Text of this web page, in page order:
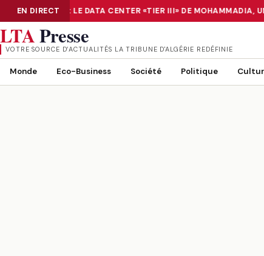
EN DIRECT
NUMÉRISATION : LE DATA CENTER «TIER III» DE MOHAMMADIA,
NUMÉRISATION : LE DATA CENTER «TIER III» DE MOHAMMADIA,
LTAPresse
VOTRE SOURCE D’ACTUALITÉS LA TRIBUNE D'ALGÉRIE REDÉFINIE
Monde Eco-Business Société Politique